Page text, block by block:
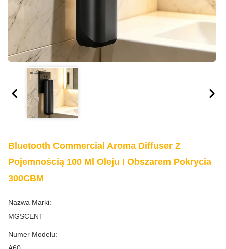
Bluetooth Commercial Aroma Diffuser Z
Pojemnością 100 Ml Oleju I Obszarem Pokrycia
300CBM
Nazwa Marki:
MGSCENT
Numer Modelu: